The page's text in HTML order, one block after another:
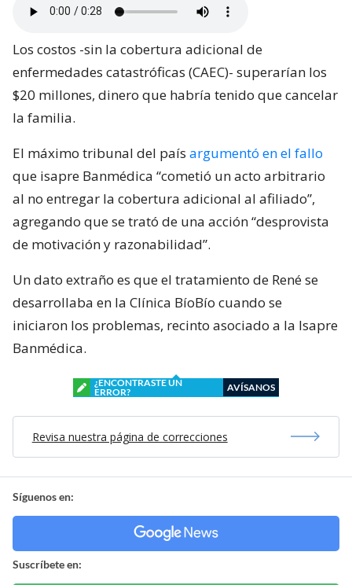
Los costos -sin la cobertura adicional de
enfermedades catastróficas (CAEC)- superarían los
$20 millones, dinero que habría tenido que cancelar
la familia.
El máximo tribunal del país argumentó en el fallo
que isapre Banmédica “cometió un acto arbitrario
al no entregar la cobertura adicional al afiliado”,
agregando que se trató de una acción “desprovista
de motivación y razonabilidad”.
Un dato extraño es que el tratamiento de René se
desarrollaba en la Clínica BíoBío cuando se
iniciaron los problemas, recinto asociado a la Isapre
Banmédica.
¿ENCONTRASTE UN
ERROR?
AVÍSANOS
Revisa nuestra página de correcciones
Síguenos en:
Suscríbete en: